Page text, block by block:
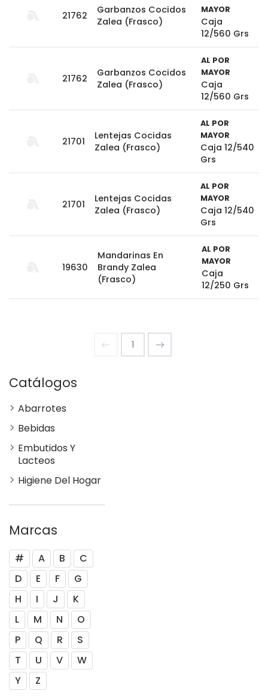
21762
Garbanzos Cocidos
Zalea (Frasco)
MAYOR
Caja
12/560 Grs
21762
Garbanzos Cocidos
Zalea (Frasco)
AL POR
MAYOR
Caja
12/560 Grs
21701
Lentejas Cocidas
Zalea (Frasco)
AL POR
MAYOR
Caja 12/540
Grs
21701
Lentejas Cocidas
Zalea (Frasco)
AL POR
MAYOR
Caja 12/540
Grs
19630
Mandarinas En
Brandy Zalea
(Frasco)
AL POR
MAYOR
Caja
12/250 Grs
1
Catálogos
Abarrotes
Bebidas
Embutidos Y
Lacteos
Higiene Del Hogar
Marcas
# A B
C
D
E F
G
H
I J
K
L
M N
O
P
Q R
S
T
U V
W
Y
Z